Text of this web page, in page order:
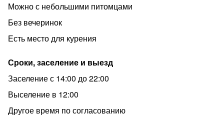
Можно с небольшими питомцами
Без вечеринок
Есть место для курения
Сроки, заселение и выезд
Заселение с 14:00 до 22:00
Выселение в 12:00
Другое время по согласованию